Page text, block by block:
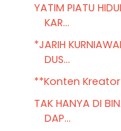
YATIM PIATU
KAR...
*JARIH
DUS...
**Konten
TAK HANYA DI
DAP...